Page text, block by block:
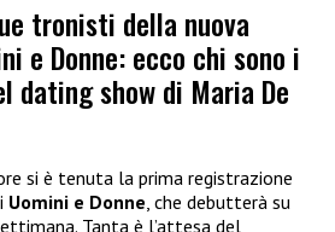
tronisti della nuova
e Donne: ecco chi sono i
dating show di Maria De
si è tenuta la prima registrazione
Uomini e Donne, che debutterà su
Tanta è l’attesa del